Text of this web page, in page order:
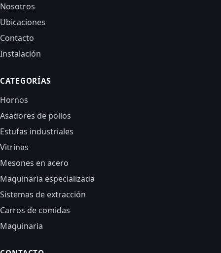
Nosotros
Ubicaciones
Contacto
Instalación
CATEGORÍAS
Hornos
Asadores de pollos
Estufas industriales
Vitrinas
Mesones en acero
Maquinaria especializada
Sistemas de extracción
Carros de comidas
Maquinaria